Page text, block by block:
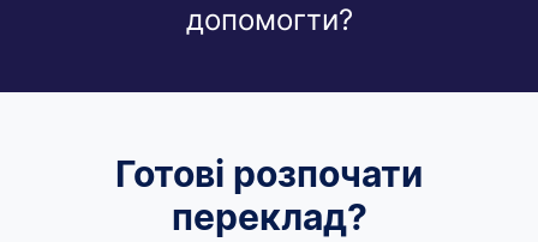
допомогти?
Готові розпочати
переклад?